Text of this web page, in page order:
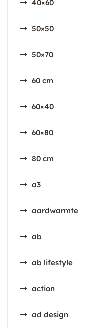
40×60
50×50
50×70
60 cm
60×40
60×80
80 cm
a3
aardwarmte
ab
ab lifestyle
action
ad design